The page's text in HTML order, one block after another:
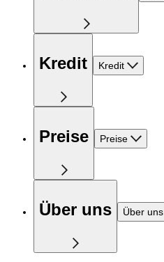
Kredit Kredit
Preise Preise
Über uns Über uns